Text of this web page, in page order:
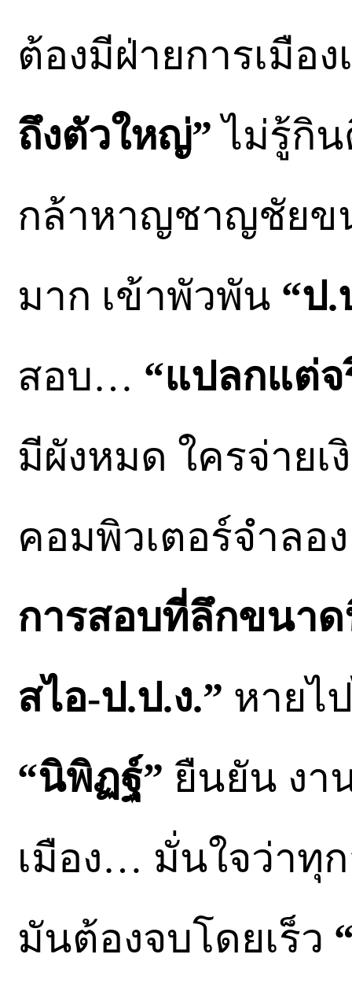
ต้องมีฝ่ายการเมือ
ถึงตัวใหญ่” ไม่รู้กิ
กล้าหาญชาญชัยข
มาก เข้าพัวพัน “ป.
สอบ… “แปลกแต่จ
มีผังหมด ใครจ่ายเ
คอมพิวเตอร์จำลอ
การสอบที่ลึกขนา
สไอ-ป.ป.ง.” หายไ
“นิพิฏฐ์” ยืนยัน งา
เมือง… มั่นใจว่าทุ
มันต้องจบโดยเร็ว